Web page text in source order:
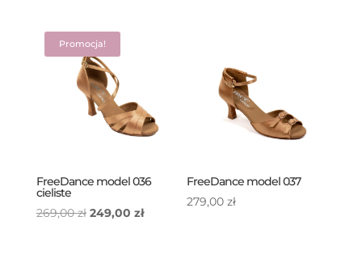
Promocja!
FreeDance model 036
cieliste
269,00zł Pierwotna
249,00 złAktualna
FreeDance model 037
279,00zł